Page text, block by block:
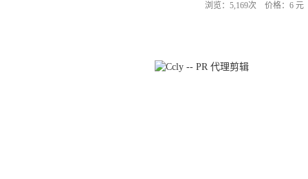
浏览：5,169次 价格：6 元